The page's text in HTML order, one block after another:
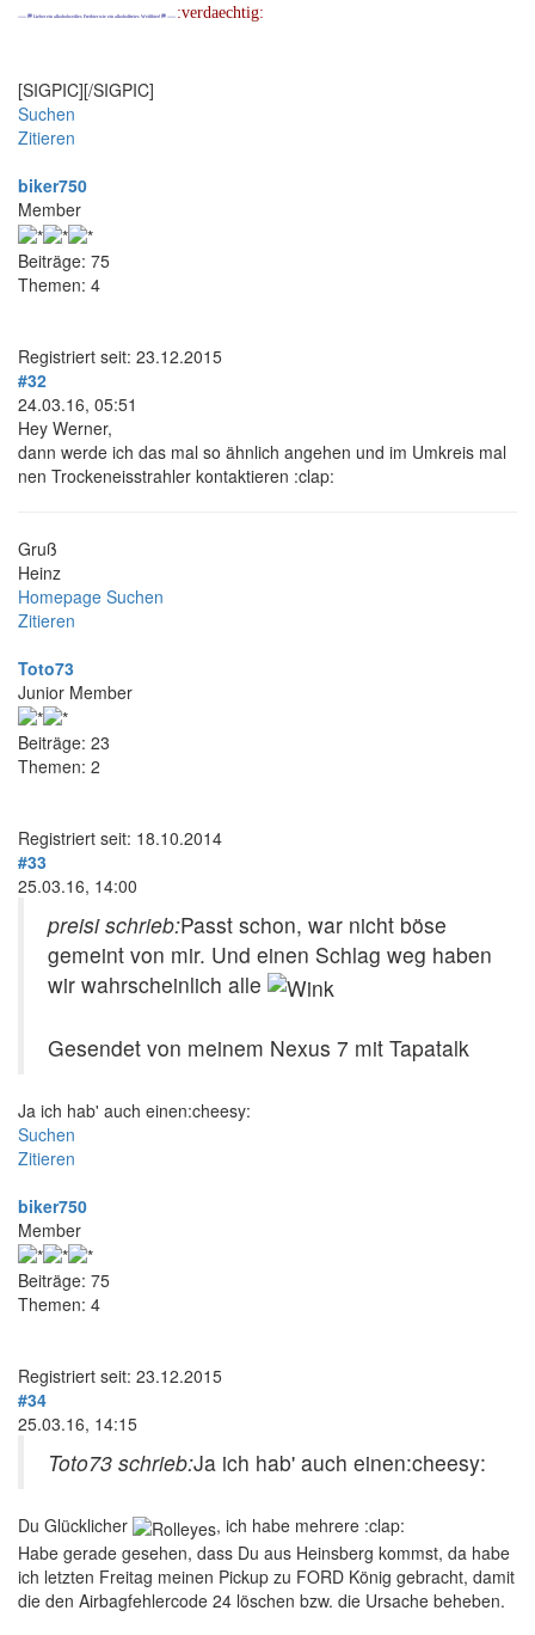
------- 🏁 Lieber ein alkoholweißes Freibier wie ein alkoholfreies Weißbier! 🏁 ------- :verdaechtig:
[SIGPIC][/SIGPIC]
Suchen
Zitieren
biker750
Member
Beiträge: 75
Themen: 4
Registriert seit: 23.12.2015
#32
24.03.16, 05:51
Hey Werner,
dann werde ich das mal so ähnlich angehen und im Umkreis mal
nen Trockeneisstrahler kontaktieren :clap:
Gruß
Heinz
Homepage Suchen
Zitieren
Toto73
Junior Member
Beiträge: 23
Themen: 2
Registriert seit: 18.10.2014
#33
25.03.16, 14:00
preisi schrieb:Passt schon, war nicht böse
gemeint von mir. Und einen Schlag weg haben
wir wahrscheinlich alle
Gesendet von meinem Nexus 7 mit Tapatalk
Ja ich hab' auch einen:cheesy:
Suchen
Zitieren
biker750
Member
Beiträge: 75
Themen: 4
Registriert seit: 23.12.2015
#34
25.03.16, 14:15
Toto73 schrieb:Ja ich hab' auch einen:cheesy:
Du Glücklicher
, ich habe mehrere :clap:
Habe gerade gesehen, dass Du aus Heinsberg kommst, da habe
ich letzten Freitag meinen Pickup zu FORD König gebracht, damit
die den Airbagfehlercode 24 löschen bzw. die Ursache beheben.